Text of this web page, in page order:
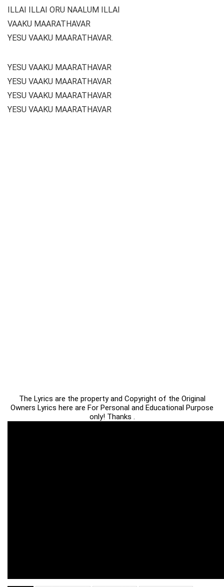
ILLAI ILLAI ORU NAALUM ILLAI
VAAKU MAARATHAVAR
YESU VAAKU MAARATHAVAR.
YESU VAAKU MAARATHAVAR
YESU VAAKU MAARATHAVAR
YESU VAAKU MAARATHAVAR
YESU VAAKU MAARATHAVAR
The Lyrics are the property and Copyright of the Original
Owners Lyrics here are For Personal and Educational Purpose
only! Thanks .